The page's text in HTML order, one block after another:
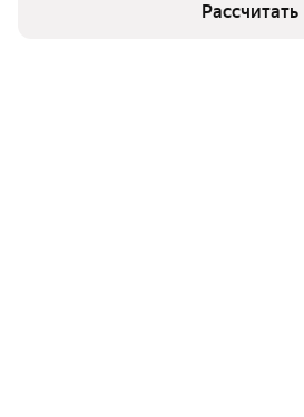
Рассчитать